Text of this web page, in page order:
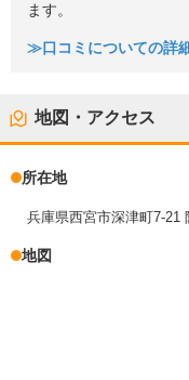
ます。
≫口コミについての詳
地図・アクセス
所在地
兵庫県西宮市深津町7-21
地図